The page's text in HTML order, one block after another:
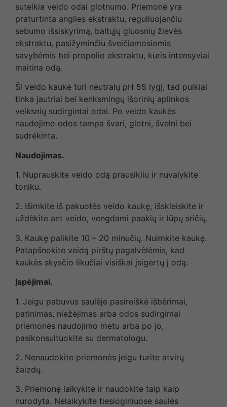
suteikia veido odai glotnumo. Priemonė yra
praturtinta anglies ekstraktu, reguliuojančiu
sebumo išsiskyrimą, baltųjų gluosnių žievės
ekstraktu, pasižyminčiu šveičiamosiomis
savybėmis bei propolio ekstraktu, kuris intensyviai
maitina odą.
Ši veido kaukė turi neutralų pH 55 lygį, tad puikiai
tinka jautriai bei kenksmingų išorinių aplinkos
veiksnių sudirgintai odai. Po veido kaukės
naudojimo odos tampa švari, glotni, švelni bei
sudrėkinta.
Naudojimas.
1. Nuprauskite veido odą prausikliu ir nuvalykite
toniku.
2. Išimkite iš pakuotės veido kaukę, išskleiskite ir
uždėkite ant veido, vengdami paakių ir lūpų sričių.
3. Kaukę palikite 10 – 20 minučių. Nuimkite kaukę.
Patapšnokite veidą pirštų pagalvėlėmis, kad
kaukės skysčio likučiai visiškai įsigertų į odą.
Įspėjimai.
1. Jeigu pabuvus saulėje pasireiškė išbėrimai,
patinimas, niežėjimas arba odos sudirgimai
priemonės naudojimo metu arba po jo,
pasikonsultuokite su dermatologu.
2. Nenaudokite priemonės jeigu turite atvirų
žaizdų.
3. Priemonę laikykite ir naudokite taip kaip
nurodyta. Nelaikykite tiesioginiuose saulės